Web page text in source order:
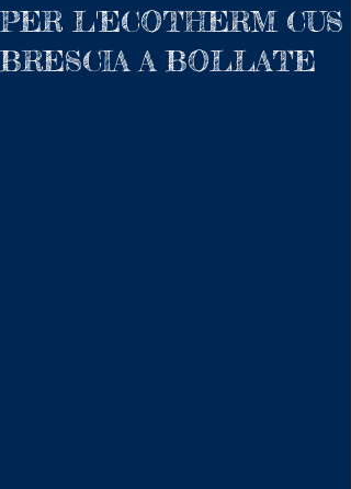
PER L'ECOTHERM CUS
BRESCIA A BOLLATE